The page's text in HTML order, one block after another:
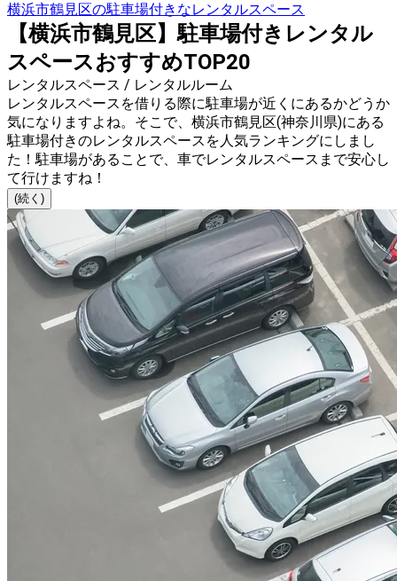
横浜市鶴見区の駐車場付きなレンタルスペース
【横浜市鶴見区】駐車場付きレンタル
スペースおすすめTOP20
レンタルスペース / レンタルルーム
レンタルスペースを借りる際に駐車場が近くにあるかどうか
気になりますよね。そこで、横浜市鶴見区(神奈川県)にある
駐車場付きのレンタルスペースを人気ランキングにしまし
た！駐車場があることで、車でレンタルスペースまで安心し
て行けますね！
(続く)